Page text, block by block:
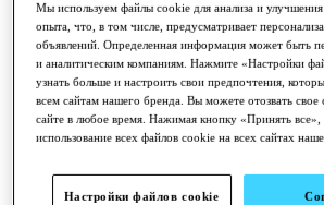
●●●
Мы используем файлы cookie для анализа и улучшения
опыта, что, в том числе, предусматривает
объявлений. Определенная информация может быть
и аналитическим компаниям. Нажмите «Настройки
узнать больше и настроить свои предпочтения,
всем сайтам нашего бренда. Вы можете отозвать свое
сайте в любое время. Нажимая кнопку «Принять все»,
использование всех файлов cookie на всех сайтах
Настройки файлов cookie